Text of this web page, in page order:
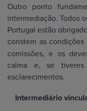
Outro ponto
intermediação. Todos
Portugal estão
constem as condições
comissões, e os
calma e, se
esclarecimentos.
Intermediário